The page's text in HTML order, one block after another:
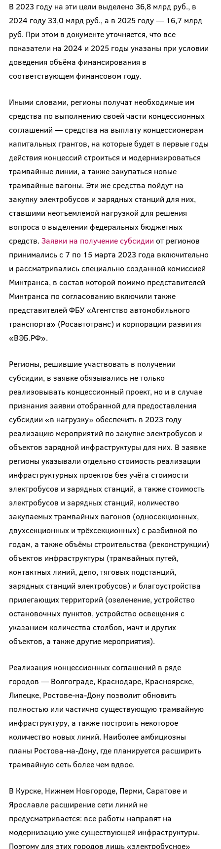
В 2023 году на эти цели выделено 36,8 млрд руб., в
2024 году 33,0 млрд руб., а в 2025 году — 16,7 млрд
руб. При этом в документе уточняется, что все
показатели на 2024 и 2025 годы указаны при условии
доведения объёма финансирования в
соответствующем финансовом году.
Иными словами, регионы получат необходимые им
средства по выполнению своей части концессионных
соглашений — средства на выплату концессионерам
капитальных грантов, на которые будет в первые годы
действия концессий строиться и модернизироваться
трамвайные линии, а также закупаться новые
трамвайные вагоны. Эти же средства пойдут на
закупку электробусов и зарядных станций для них,
ставшими неотъемлемой нагрузкой для решения
вопроса о выделении федеральных бюджетных
средств. Заявки на получение субсидии от регионов
принимались с 7 по 15 марта 2023 года включительно
и рассматривались специально созданной комиссией
Минтранса, в состав которой помимо представителей
Минтранса по согласованию включили также
представителей ФБУ «Агентство автомобильного
транспорта» (Росавтотранс) и корпорации развития
«ВЭБ.РФ».
Регионы, решившие участвовать в получении
субсидии, в заявке обязывались не только
реализовывать концессионный проект, но и в случае
признания заявки отобранной для предоставления
субсидии «в нагрузку» обеспечить в 2023 году
реализацию мероприятий по закупке электробусов и
объектов зарядной инфраструктуры для них. В заявке
регионы указывали отдельно стоимость реализации
инфраструктурных проектов без учёта стоимости
электробусов и зарядных станций, а также стоимость
электробусов и зарядных станций, количество
закупаемых трамвайных вагонов (односекционных,
двухсекционных и трёхсекционных) с разбивкой по
годам, а также объёмы строительства (реконструкции)
объектов инфраструктуры (трамвайных путей,
контактных линий, депо, тяговых подстанций,
зарядных станций электробусов) и благоустройства
прилегающих территорий (озеленение, устройство
остановочных пунктов, устройство освещения с
указанием количества столбов, мачт и других
объектов, а также другие мероприятия).
Реализация концессионных соглашений в ряде
городов — Волгограде, Краснодаре, Красноярске,
Липецке, Ростове-на-Дону позволит обновить
полностью или частично существующую трамвайную
инфраструктуру, а также построить некоторое
количество новых линий. Наиболее амбициозны
планы Ростова-на-Дону, где планируется расширить
трамвайную сеть более чем вдвое.
В Курске, Нижнем Новгороде, Перми, Саратове и
Ярославле расширение сети линий не
предусматривается: все работы направят на
модернизацию уже существующей инфраструктуры.
Поэтому для этих городов лишь «электробусное»